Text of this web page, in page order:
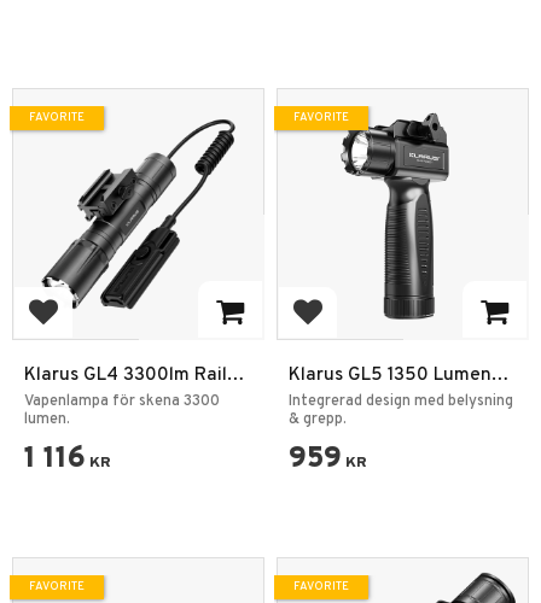
Add to favorites
Klarus GL4 3300lm Rail
Light IPX8 Vapen
Ficklampa
Vapenlampa för skena 3300
lumen.
1 116 KR
FAVORITE
Add to favorites
Klarus GL5 1350 Lumen
Vertical Tactical Foregrip
Flashlight
Integrerad design med belysning
& grepp.
959 KR
FAVORITE
FAVORITE FAVORITE